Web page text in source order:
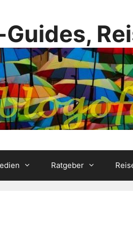
Ratgeber